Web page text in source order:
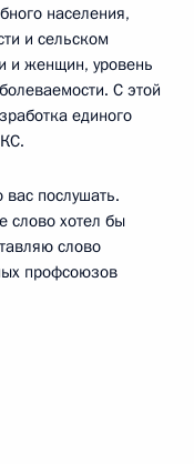
населения,
и сельском
и женщин, уровень
С этой
единого
послушать.
слово хотел бы
слово
профсоюзов